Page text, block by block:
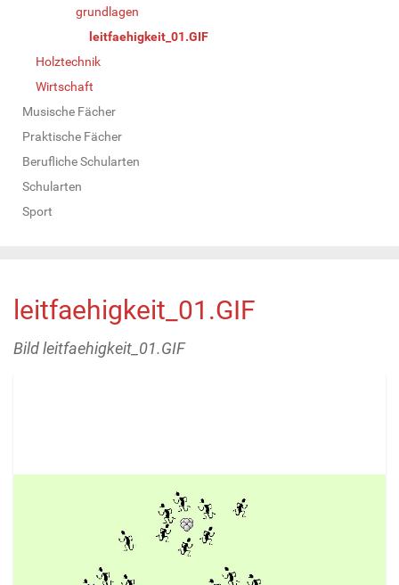
grundlagen
leitfaehigkeit_01.GIF
Holztechnik
Wirtschaft
Musische Fächer
Praktische Fächer
Berufliche Schularten
Schularten
Sport
leitfaehigkeit_01.GIF
Bild leitfaehigkeit_01.GIF